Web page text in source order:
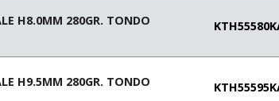
H8.0MM 280GR. TONDO
H9.5MM 280GR. TONDO